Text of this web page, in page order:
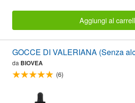
Aggiungi al
GOCCE DI VALERIANA (Senza
da BIOVEA
(6)